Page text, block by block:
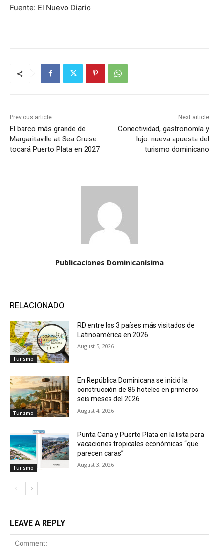
Fuente: El Nuevo Diario
Previous article
El barco más grande de
Margaritaville at Sea Cruise
tocará Puerto Plata en 2027
Next article
Conectividad, gastronomía y
lujo: nueva apuesta del
turismo dominicano
Publicaciones Dominicanísima
RELACIONADO
Turismo
RD entre los 3 países más visitados de
Latinoamérica en 2026
August 5, 2026
Turismo
En República Dominicana se inició la
construcción de 85 hoteles en primeros
seis meses del 2026
August 4, 2026
Turismo
Punta Cana y Puerto Plata en la lista para
vacaciones tropicales económicas “que
parecen caras”
August 3, 2026
LEAVE A REPLY